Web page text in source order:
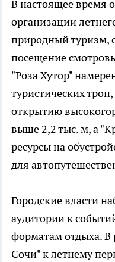
В настоящее время
организации
природный туризм,
посещение
"Роза Хутор"
туристических
открытию
выше 2,2 тыс. м, а
ресурсы на
для
Городские власти
аудитории к
форматам отдыха. В
Сочи" к летнему